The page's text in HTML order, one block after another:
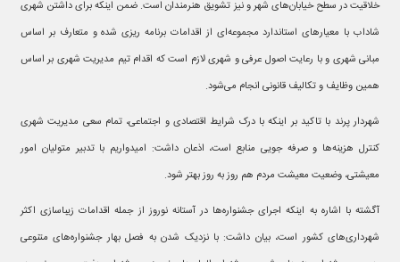
خلاقیت در سطح خیابان‌های شهر و نیز تشویق هنرمندان است. ضمن اینکه برای داشتن شهری
شاداب با معیارهای استاندارد مجموعه‌ای از اقدامات برنامه ریزی شده و متعارف بر اساس
مبانی شهری و با رعایت اصول عرفی و شهری لازم است که اقدام تیم مدیریت شهری بر اساس
همین وظایف و تکالیف قانونی انجام می‌شود.
شهردار پرند با تاکید بر اینکه با درک شرایط اقتصادی و اجتماعی، تمام سعی مدیریت شهری
کنترل هزینه‌ها و صرفه جویی منابع است، اذعان داشت: امیدواریم با تدبیر متولیان امور
معیشتی، وضعیت معیشت مردم هم روز به روز بهتر شود.
آگشته با اشاره به اینکه اجرای جشنواره‌ها در آستانه نوروز از جمله اقدامات زیباسازی اکثر
شهرداری‌های کشور است، بیان داشت: با نزدیک شدن به فصل بهار جشنواره‌های متنوعی